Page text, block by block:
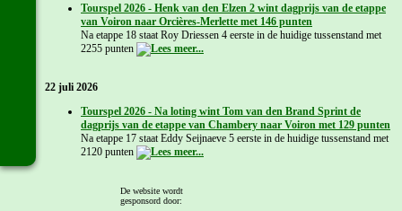
Tourspel 2026 - Henk van den Elzen 2 wint dagprijs van de etappe
van Voiron naar Orcières-Merlette met 146 punten
Na etappe 18 staat Roy Driessen 4 eerste in de huidige tussenstand met
2255 punten
22 juli 2026
Tourspel 2026 - Na loting wint Tom van den Brand Sprint de
dagprijs van de etappe van Chambery naar Voiron met 129 punten
Na etappe 17 staat Eddy Seijnaeve 5 eerste in de huidige tussenstand met
2120 punten
De website wordt
gesponsord door: